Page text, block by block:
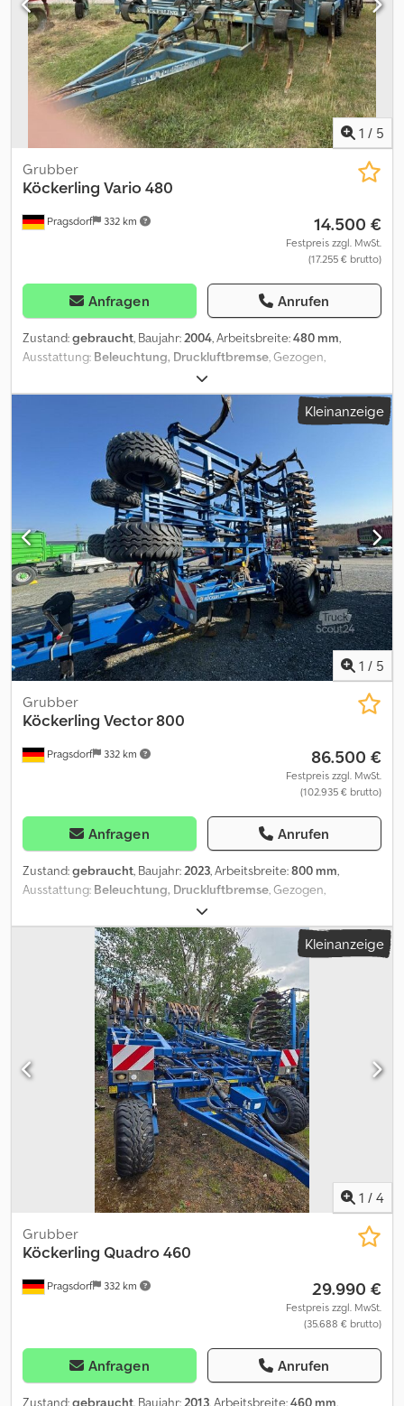
1 / 5
Pragsdorf 332 km
Grubber
Köckerling Vario 480
14.500 €
Festpreis zzgl. MwSt.
(17.255 € brutto)
Anfragen Anrufen
Zustand:gebraucht, Baujahr:2004, Arbeitsbreite:480 mm,
Ausstattung: Beleuchtung, Druckluftbremse, Gezogen,
Hydraulische Klappung, Nachlauf, Steinsicherung, Stützfuß / -
rad_____Fahrwerk, hydr. klappbar, DL Bremse, Stützräder,
Beleuchtung,UL Anhängung, DSTS Walze,
Striegel,Lagerort:Kunde Dedpfxezi Il Dj Aa Tock
Kleinanzeige
1 / 5
Pragsdorf 332 km
Grubber
Köckerling Vector 800
86.500 €
Festpreis zzgl. MwSt.
(102.935 € brutto)
Anfragen Anrufen
Zustand:gebraucht, Baujahr: 2023, Arbeitsbreite:800 mm,
Ausstattung: Beleuchtung, Druckluftbremse , Gezogen,
Hydraulische Klappung, Steinsicherung, Stützfuß / -
rad_____Fahrwerk, hydr. klappbar, DL Bremse, HN Schare,
Striegel,DSTS Walze, Beleuchtung, Stützräder,Lagerort:Kunde
Dcjdpfx Aaszh R I Es Tjk
Kleinanzeige
1 / 4
Pragsdorf 332 km
Grubber
Köckerling Quadro 460
29.990 €
Festpreis zzgl. MwSt.
(35.688 € brutto)
Anfragen Anrufen
Zustand:gebraucht, Baujahr:2013, Arbeitsbreite:460 mm,